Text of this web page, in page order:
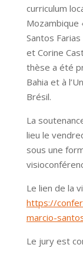
curriculum
Mozambique
Santos
et Corine
thèse a été
Bahia et à
Brésil.
La
lieu le
sous une
Le lien de la
https://
marcio-
Le jury est